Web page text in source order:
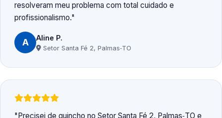
resolveram meu problema com total cuidado e
profissionalismo.
A Aline P.
Setor Santa Fé 2, Palmas‑TO
Precisei de guincho no Setor Santa Fé 2, Palmas‑TO e